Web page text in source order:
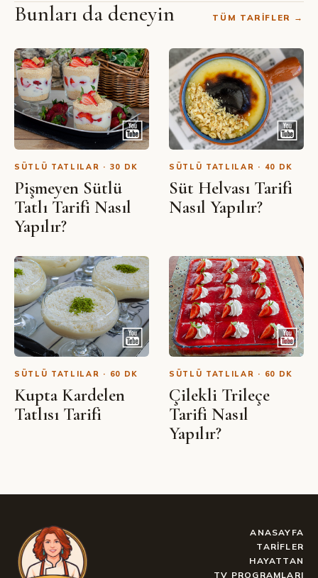
SIBEL YALÇIN · YOUTUBE
Nişastasız Sütlaç Tarifi
Bunları da deneyin TÜM TARIFLER →
SÜTLÜ TATLILAR · 30 DK
Pişmeyen Sütlü
Tatlı Tarifi Nasıl
Yapılır?
SÜTLÜ TATLILAR · 40 DK
Süt Helvası Tarifi
Nasıl Yapılır?
SÜTLÜ TATLILAR · 60 DK
Kupta Kardelen
Tatlısı Tarifi
SÜTLÜ TATLILAR · 60 DK
Çilekli Trileçe
Tarifi Nasıl
Yapılır?
ANASAYFA
TARIFLER
HAYATTAN
TV PROGRAMLARI